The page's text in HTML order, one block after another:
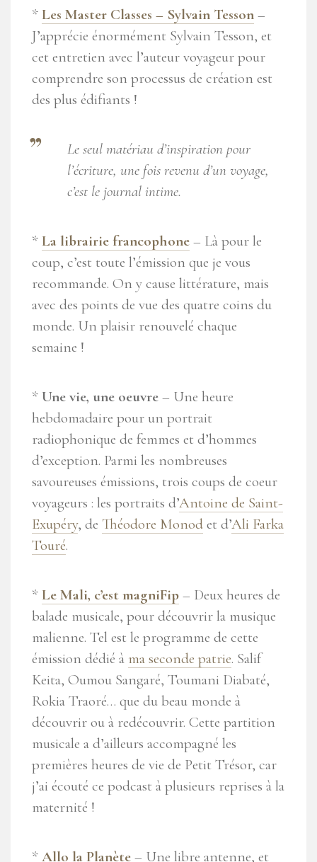
* Les Master Classes – Sylvain Tesson –
J’apprécie énormément Sylvain Tesson, et
cet entretien avec l’auteur voyageur pour
comprendre son processus de création est
des plus édifiants !
Le seul matériau d’inspiration pour
l’écriture, une fois revenu d’un voyage,
c’est le journal intime.
* La librairie francophone – Là pour le
coup, c’est toute l’émission que je vous
recommande. On y cause littérature, mais
avec des points de vue des quatre coins du
monde. Un plaisir renouvelé chaque
semaine !
* Une vie, une oeuvre – Une heure
hebdomadaire pour un portrait
radiophonique de femmes et d’hommes
d’exception. Parmi les nombreuses
savoureuses émissions, trois coups de coeur
voyageurs : les portraits d’Antoine de Saint-
Exupéry, de Théodore Monod et d’Ali Farka
Touré.
* Le Mali, c’est magniFip – Deux heures de
balade musicale, pour découvrir la musique
malienne. Tel est le programme de cette
émission dédié à ma seconde patrie. Salif
Keita, Oumou Sangaré, Toumani Diabaté,
Rokia Traoré… que du beau monde à
découvrir ou à redécouvrir. Cette partition
musicale a d’ailleurs accompagné les
premières heures de vie de Petit Trésor, car
j’ai écouté ce podcast à plusieurs reprises à la
maternité !
* Allo la Planète – Une libre antenne, et